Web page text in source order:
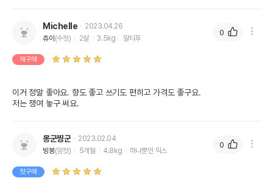
Michelle
2023.04.26
츄이 (수컷) 2살 3.5kg 말티푸
재구매
이거 정말 좋아요. 향도 좋고 쓰기도 편히고 가격도 좋구요.
저는 쟁여 놓구 써요.
0
몽군찡군
2023.02.04
빙봉(암컷) 5개월 4.8kg 하나뿐인 믹스
첫구매
0